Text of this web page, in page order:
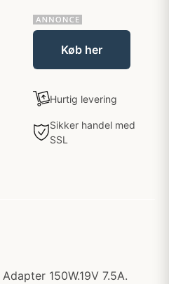
Køb her
Hurtig levering
Sikker handel med
SSL
150W.19V 7.5A.